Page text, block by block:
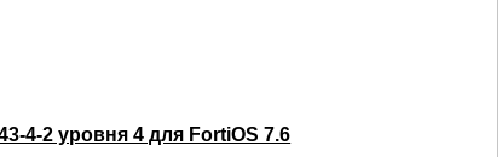
4-2 уровня 4 для FortiOS 7.6